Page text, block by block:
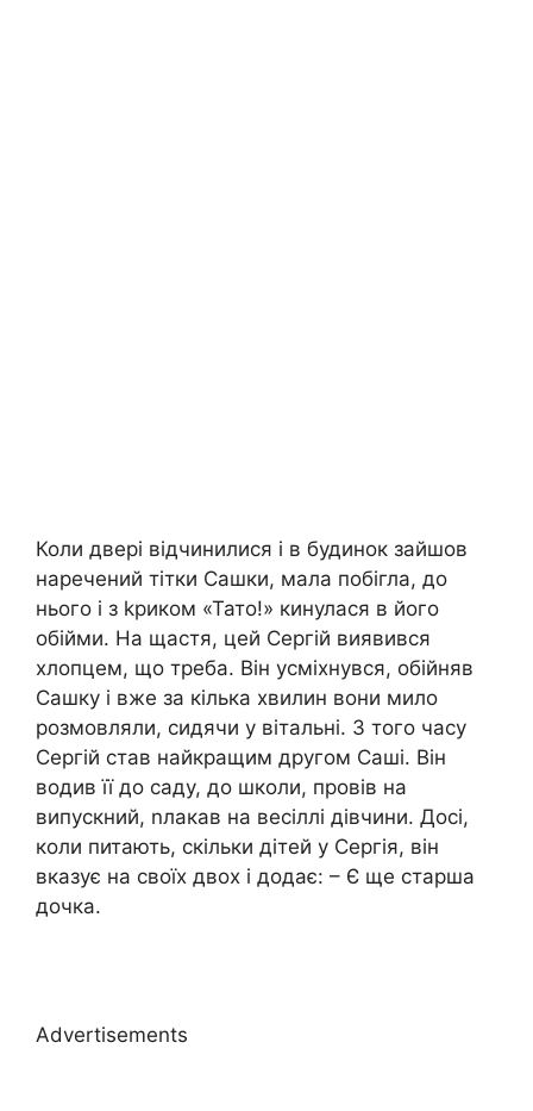
Коли двері відчинилися і в будинок зайшов
наречений тітки Сашки, мала побігла, до
нього і з kриком «Тато!» кинулася в його
обійми. На щастя, цей Сергій виявився
хлопцем, що треба. Він усміхнувся, обійняв
Сашку і вже за кілька хвилин вони мило
розмовляли, сидячи у вітальні. З того часу
Сергій став найкращим другом Саші. Він
водив її до саду, до школи, провів на
випускний, nлакав на весіллі дівчини. Досі,
коли питають, скільки дітей у Сергія, він
вказує на своїх двох і додає: – Є ще старша
дочка.
Advertisements